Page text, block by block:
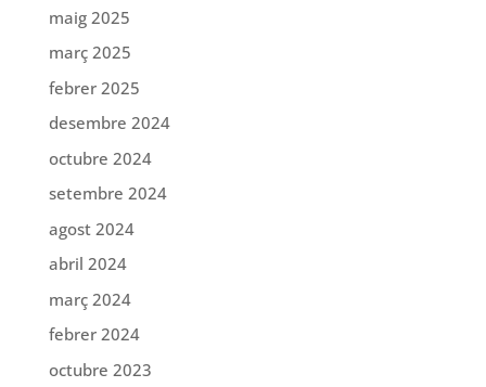
maig 2025
març 2025
febrer 2025
desembre 2024
octubre 2024
setembre 2024
agost 2024
abril 2024
març 2024
febrer 2024
octubre 2023